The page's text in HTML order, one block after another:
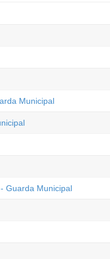
Municipal
Guarda Municipal